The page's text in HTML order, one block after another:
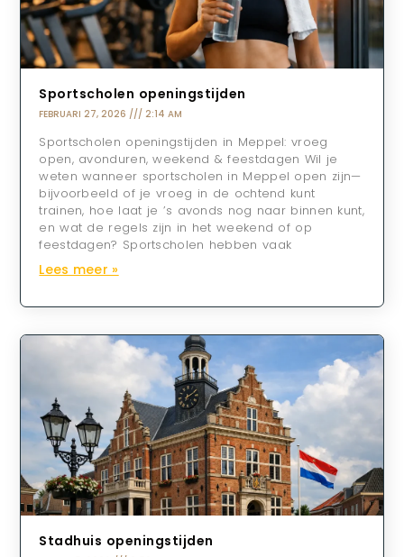
Sportscholen openingstijden
FEBRUARI 27, 2026 2:14 AM
Sportscholen openingstijden in Meppel: vroeg
open, avonduren, weekend & feestdagen Wil je
weten wanneer sportscholen in Meppel open zijn—
bijvoorbeeld of je vroeg in de ochtend kunt
trainen, hoe laat je ’s avonds nog naar binnen kunt,
en wat de regels zijn in het weekend of op
feestdagen? Sportscholen hebben vaak
Lees meer »
Stadhuis openingstijden